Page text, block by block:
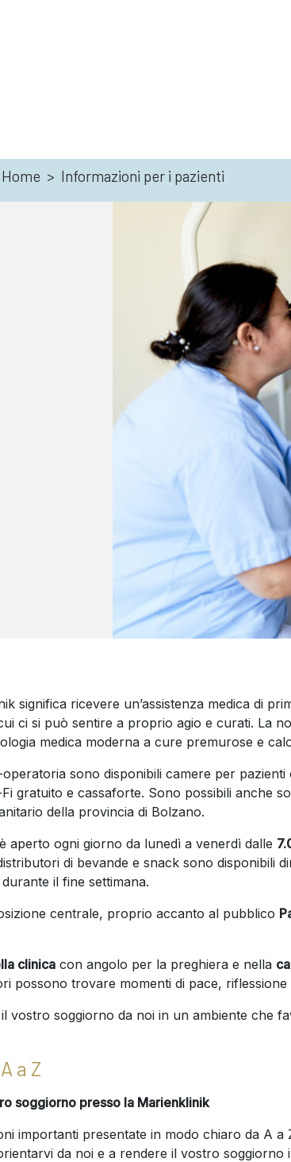
Home > Informazioni per i pazienti
significa ricevere un’assistenza medica di
ci si può sentire a proprio agio e curati. La
medica moderna a cure premurose e
sono disponibili camere per
gratuito e cassaforte. Sono possibili anche
della provincia di Bolzano.
è aperto ogni giorno da lunedì a venerdì dalle
di bevande e snack sono disponibili
il fine settimana.
centrale, proprio accanto al pubblico
clinica con angolo per la preghiera e nella
possono trovare momenti di pace,
vostro soggiorno da noi in un ambiente che
a Z
soggiorno presso la Marienklinik
importanti presentate in modo chiaro da A a
da noi e a rendere il vostro soggiorno